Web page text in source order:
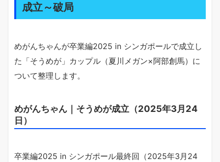
成立～破局
めがんちゃんが卒業編2025 in シンガポールで成立し
た「そうめが」カップル（夏川メガン×阿部創馬）に
ついて整理します。
めがんちゃん｜そうめが成立（2025年3月24
日）
卒業編2025 in シンガポール最終回（2025年3月24